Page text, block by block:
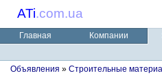
ATi.com.ua
Главная Компании
Объявления » Строительные